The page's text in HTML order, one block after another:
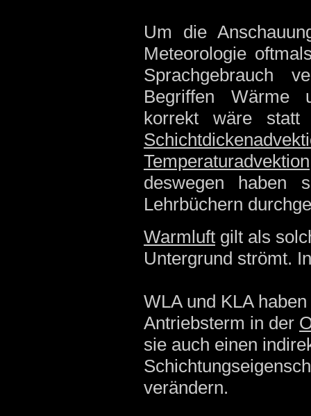
Um die
Meteorologie
Sprachgebrauch
Begriffen Wärme
korrekt wäre
Temperaturadvektion
deswegen haben
Lehrbüchern
Warmluft gilt als
Untergrund strömt.
WLA und KLA
Antriebsterm in der
sie auch einen
verändern.